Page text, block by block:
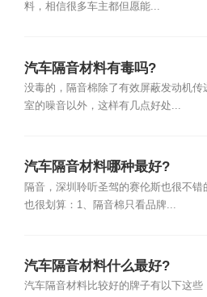
料，相信很多车主都但愿能...
汽车隔音材料有毒吗?
没毒的，隔音棉除了有效屏蔽发动机传
室的噪音以外，这样有几点好处...
汽车隔音材料哪种最好?
隔音，深圳聆听圣驾的赛伦斯也很不错
也很划算：1、隔音棉只看品牌...
汽车隔音材料什么最好?
汽车隔音材料比较好的牌子有以下这些